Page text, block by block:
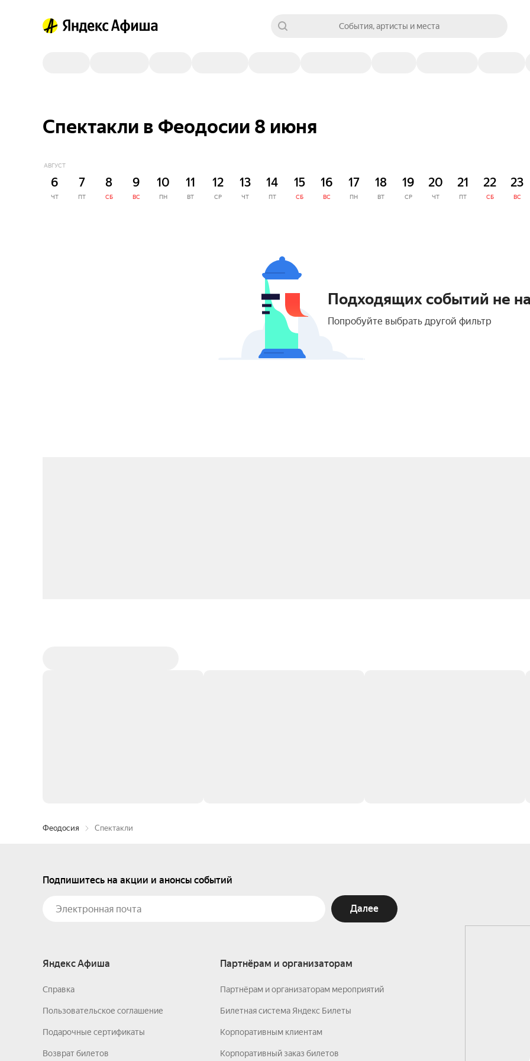
События, артисты и места
Спектакли в Феодосии 8 июня
АВГУСТ
6
ЧТ
7
ПТ
8
СБ
9
ВС
10
ПН
11
ВТ
12
СР
13
ЧТ
14
ПТ
15
СБ
16
ВС
17
ПН
18
ВТ
19
СР
20
ЧТ
21
ПТ
22
СБ
23
ВС
Подходящих событий не
Попробуйте выбрать другой фильтр
Феодосия Спектакли
Подпишитесь на акции и анонсы событий
Далее
Яндекс Афиша
Справка
Пользовательское соглашение
Подарочные сертификаты
Возврат билетов
Партнёрам и организаторам
Партнёрам и организаторам мероприятий
Билетная система Яндекс Билеты
Корпоративным клиентам
Корпоративный заказ билетов